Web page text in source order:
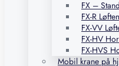
FX –
FX-R
FX-VV
FX-HV
FX-HVS
Mobil krane på